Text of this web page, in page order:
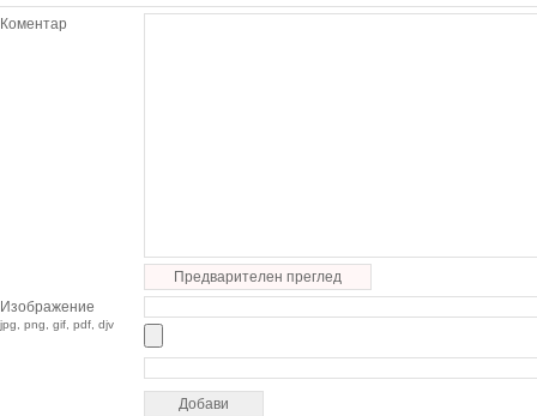
Коментар
Предварителен преглед
Изображение
jpg, png, gif, pdf, djv